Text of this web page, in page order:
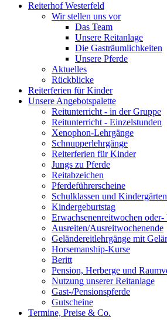
Reiterhof Westerfeld
Wir stellen uns vor
Das Team
Unsere Reitanlage
Die Gasträumlichkeiten
Unsere Pferde
Aktuelles
Rückblicke
Reiterferien für Kinder
Unsere Angebotspalette
Reitunterricht - in der Gruppe
Reitunterricht - Einzelstunden
Xenophon-Lehrgänge
Schnupperlehrgänge
Reiterferien für Kinder
Jungs zu Pferde
Reitabzeichen
Pferdeführerscheine
Schulklassen und Kindergärten
Kindergeburtstag
Erwachsenenreitwochen oder-
Ausreiten/Ausreitwochenende
Geländereitlehrgänge mit
Horsemanship-Kurse
Beritt
Pension, Herberge und
Nutzung unserer Reitanlage
Gast-/Pensionspferde
Gutscheine
Termine, Preise & Co.